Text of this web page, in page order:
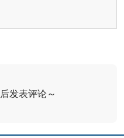
后发表评论～